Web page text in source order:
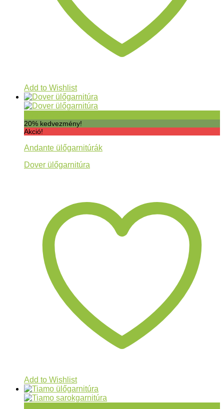
Add to Wishlist
20% kedvezmény!
Akció!
Andante ülőgarnitúrák
Dover ülőgarnitúra
Add to Wishlist